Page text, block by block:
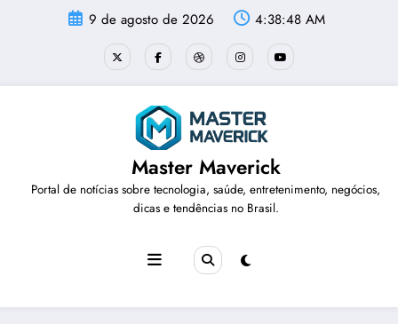
9 de agosto de 2026 4:38:49 AM
Master Maverick
Portal de notícias sobre tecnologia, saúde, entretenimento, negócios,
dicas e tendências no Brasil.